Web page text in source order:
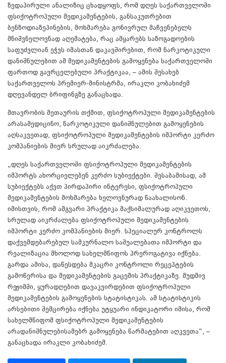
ზედაპირული ანალიზიც ცხადყოფს, რომ დღეს საქართველოში
ფსიქოტროპული მედიკამენტების, განსაკუთრებით
ბენზოდიაზეპინების, მოხმარება გონივრულ მაჩვენებელს
მნიშვნელოვნად აღემატება, რაც ამყარებს საზოგადოების
საფუძვლიან ეჭვს იმასთან დაკავშირებით, რომ ნარკოტიკული
დანიშნულებით ამ მედიკამენტების გამოყენება საქართველოში
ფართოდ გავრცელებული პრაქტიკაა, – ამის შესახებ
საქართველოს პრემიერ-მინისტრმა, ირაკლი კობახიძემ
დღევანდელ ბრიფინგზე განაცხადა.
მთავრობის მეთაურის თქმით, ფსიქოტროპული მედიკამენტების
არასამედიცინო, ნარკოტიკული დანიშნულებით გამოყენების
აღსაკვეთად, ფსიქოტროპული მედიკამენტების იმპორტი კერძო
კომპანიების მიერ სრულად აიკრძალება.
„დღეს საქართველოში ფსიქოტროპული მედიკამენტების
იმპორტს ახორციელებენ კერძო სუბიექტები. შესაბამისად, ამ
სუბიექტებს აქვთ პირდაპირი ინტერესი, ფსიქოტროპული
მედიკამენტების მოხმარება ხელოვნურად წაახალისონ.
იმისთვის, რომ ამგვარი პრაქტიკა მაქსიმალურად აღიკვეთოს,
სრულად აიკრძალება ფსიქოტროპული მედიკამენტების
იმპორტი კერძო კომპანიების მიერ. სპეციალურ კონტროლს
დაქვემდებარებულ სამკურნალო საშუალებათა იმპორტი და
რეალიზაცია მხოლოდ სახელმწიფოს პრეროგატივა იქნება.
გარდა ამისა, დაწესდება მკაცრი კონტროლი რეცეპტების
გამოწერისა და მედიკამენტების გაცემის პრაქტიკაზე. მუდმივ
რეჟიმში, ყურადღებით დავაკვირდებით ფსიქოტროპული
მედიკამენტების გამოყენების სტატისტიკას. ამ სტატისტიკის
არსებითი შემცირება იქნება უტყუარი ინდიკატორი იმისა, რომ
სახელმწიფომ ფსიქოტროპული მედიკამენტების
არადანიშნულებისამებრ გამოყენება წარმატებით აღკვეთა“, –
განაცხადა ირაკლი კობახიძემ.